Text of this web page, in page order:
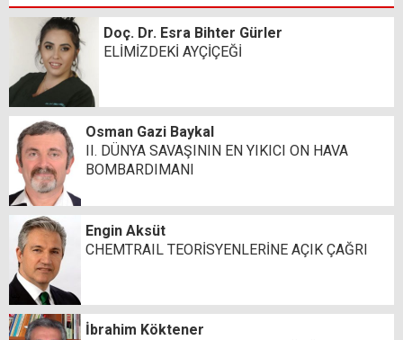
Doç. Dr. Esra Bihter Gürler
ELİMİZDEKİ AYÇİÇEĞİ
Osman Gazi Baykal
II. DÜNYA SAVAŞININ EN YIKICI ON HAVA
BOMBARDIMANI
Engin Aksüt
CHEMTRAIL TEORİSYENLERİNE AÇIK ÇAĞRI
İbrahim Köktener